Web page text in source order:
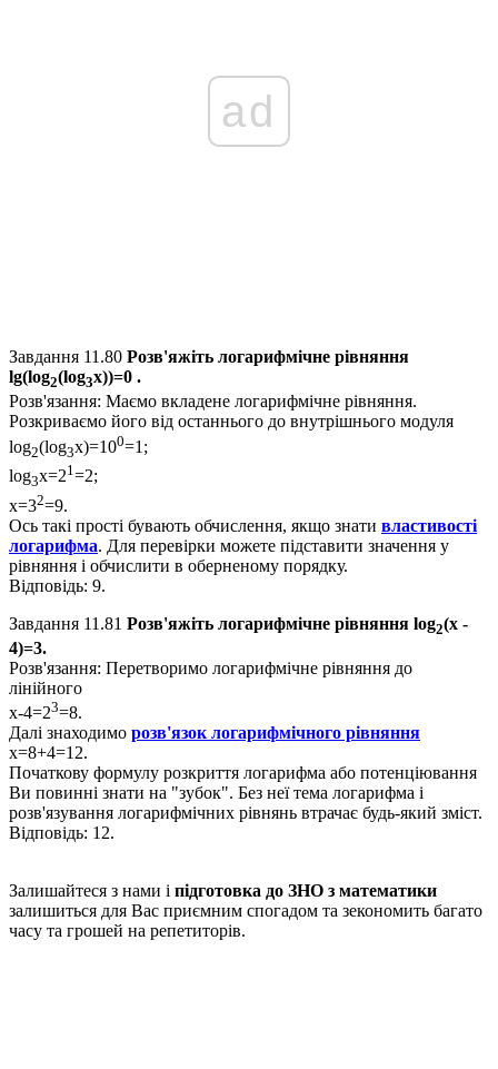
ad
Завдання 11.80 Розв'яжіть логарифмічне рівняння
lg(log2(log3x))=0 .
Розв'язання: Маємо вкладене логарифмічне рівняння.
Розкриваємо його від останнього до внутрішнього модуля
log2(log3x)=100=1;
log3x=21 =2;
x=32=9.
Ось такі прості бувають обчислення, якщо знати властивості
логарифма. Для перевірки можете підставити значення у
рівняння і обчислити в оберненому порядку.
Відповідь: 9.
Завдання 11.81 Розв'яжіть логарифмічне рівняння log2(х -
4)=3.
Розв'язання: Перетворимо логарифмічне рівняння до
лінійного
x-4=23=8.
Далі знаходимо розв'язок логарифмічного рівняння
x=8+4=12.
Початкову формулу розкриття логарифма або потенціювання
Ви повинні знати на "зубок". Без неї тема логарифма і
розв'язування логарифмічних рівнянь втрачає будь-який зміст.
Відповідь: 12.
Залишайтеся з нами і підготовка до ЗНО з математики
залишиться для Вас приємним спогадом та зекономить багато
часу та грошей на репетиторів.